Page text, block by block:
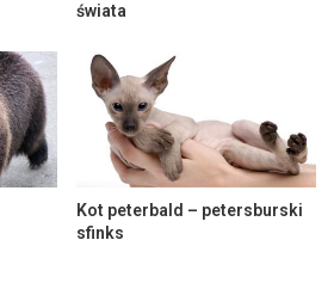
świata
Kot peterbald – petersburski
sfinks